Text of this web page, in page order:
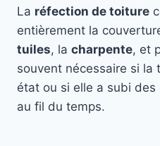
La réfection de toiture
entièrement la
tuiles, la charpente, et
souvent nécessaire si la
état ou si elle a subi
au fil du temps.